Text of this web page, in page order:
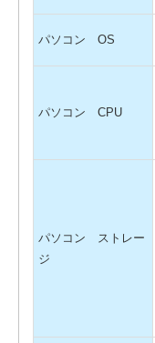
パソコン OS
パソコン CPU
パソコン ストレー
ジ